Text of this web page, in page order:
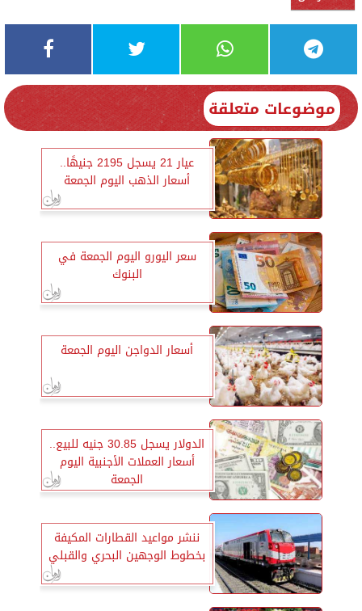
موضوعات متعلقة
عيار 21 يسجل 2195 جنيهًا..
أسعار الذهب اليوم الجمعة
سعر اليورو اليوم الجمعة في
البنوك
أسعار الدواجن اليوم الجمعة
الدولار يسجل 30.85 جنيه للبيع..
أسعار العملات الأجنبية اليوم
الجمعة
ننشر مواعيد القطارات المكيفة
بخطوط الوجهين البحري والقبلي